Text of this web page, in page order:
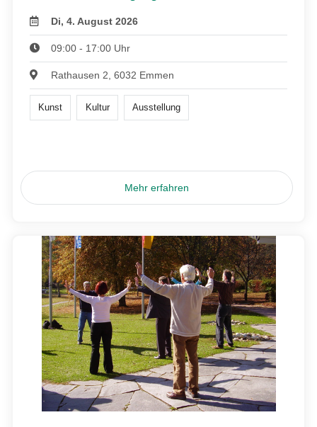
Di, 4. August 2026
09:00 - 17:00 Uhr
Rathausen 2, 6032 Emmen
Kunst Kultur Ausstellung
Mehr erfahren